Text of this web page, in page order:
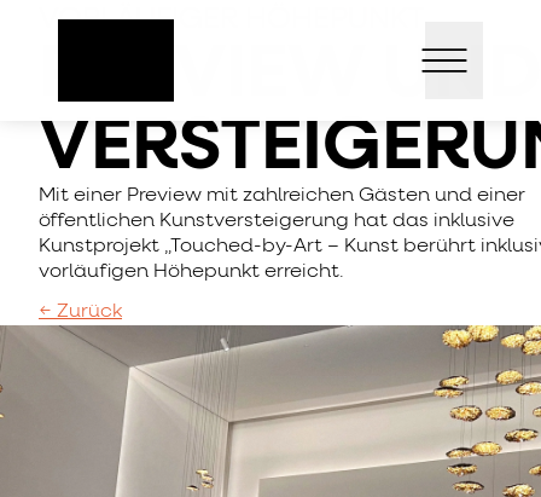
VORLÄUFIGER HÖHEPUNKT
PREVIEW UND
Mit einer Preview mit zahlreichen Gästen und einer
öffentlichen Kunstversteigerung hat das inklusive
Kunstprojekt „Touched-by-Art – Kunst berührt
vorläufigen Höhepunkt erreicht.
← Zurück